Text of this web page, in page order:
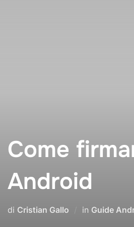
Come
Android
di Cristian Gallo in Guide